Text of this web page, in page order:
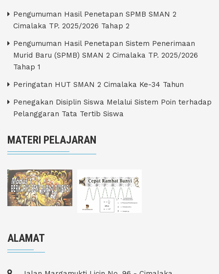
Pengumuman Hasil Penetapan SPMB SMAN 2
Cimalaka TP. 2025/2026 Tahap 2
Pengumuman Hasil Penetapan Sistem Penerimaan
Murid Baru (SPMB) SMAN 2 Cimalaka TP. 2025/2026
Tahap 1
Peringatan HUT SMAN 2 Cimalaka Ke-34 Tahun
Penegakan Disiplin Siswa Melalui Sistem Poin terhadap
Pelanggaran Tata Tertib Siswa
MATERI PELAJARAN
ALAMAT